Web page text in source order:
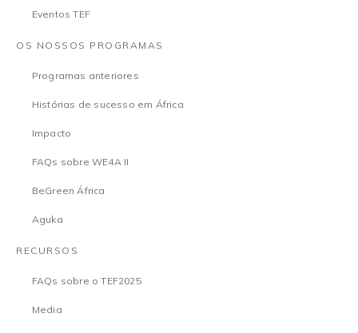
Eventos TEF
OS NOSSOS PROGRAMAS
Programas anteriores
Histórias de sucesso em África
Impacto
FAQs sobre WE4A II
BeGreen África
Aguka
RECURSOS
FAQs sobre o TEF2025
Media